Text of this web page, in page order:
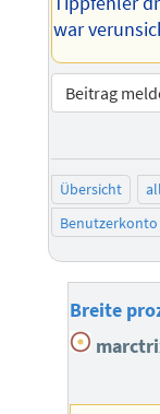
war
Beitrag
Übersicht
Breite